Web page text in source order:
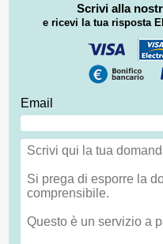
Scrivi alla
e ricevi la tua risposta
Email